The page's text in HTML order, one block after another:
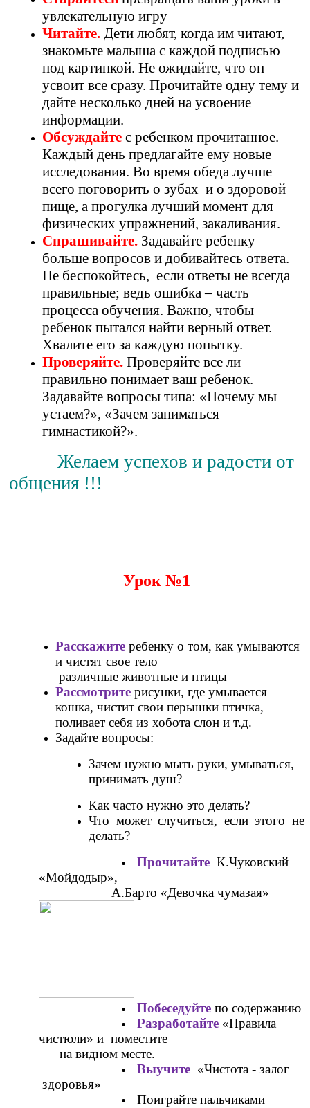
увлекательную игру
Читайте. Дети любят, когда им читают,
знакомьте малыша с каждой подписью
под картинкой. Не ожидайте, что он
усвоит все сразу. Прочитайте одну тему и
дайте несколько дней на усвоение
информации.
Обсуждайте с ребенком прочитанное.
Каждый день предлагайте ему новые
исследования. Во время обеда лучше
всего поговорить о зубах и о здоровой
пище, а прогулка лучший момент для
физических упражнений, закаливания.
Спрашивайте. Задавайте ребенку
больше вопросов и добивайтесь ответа.
Не беспокойтесь, если ответы не всегда
правильные; ведь ошибка – часть
процесса обучения. Важно, чтобы
ребенок пытался найти верный ответ.
Хвалите его за каждую попытку.
Проверяйте. Проверяйте все ли
правильно понимает ваш ребенок.
Задавайте вопросы типа: «Почему мы
устаем?», «Зачем заниматься
гимнастикой?».
Желаем успехов и радости от
общения !!!
Урок №1
Расскажите ребенку о том, как умываются
и чистят свое тело
различные животные и птицы
Рассмотрите рисунки, где умывается
кошка, чистит свои перышки птичка,
поливает себя из хобота слон и т.д.
Задайте вопросы:
Зачем нужно мыть руки, умываться,
принимать душ?
Как часто нужно это делать?
Что может случиться, если этого не
делать?
Прочитайте К.Чуковский
«Мойдодыр»,
А.Барто «Девочка чумазая»
Побеседуйте по содержанию
Разработайте «Правила
чистюли» и поместите
на видном месте.
Выучите «Чистота - залог
здоровья»
Поиграйте пальчиками